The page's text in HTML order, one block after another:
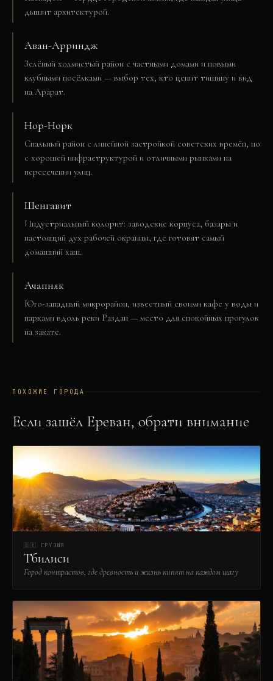
дышит архитектурой.
Аван-Арриндж
Зелёный холмистый район с частными домами и новыми
клубными посёлками — выбор тех, кто ценит тишину и вид
на Арарат.
Нор-Норк
Спальный район с линейной застройкой советских времён, но
с хорошей инфраструктурой и отличными рынками на
пересечении улиц.
Шенгавит
Индустриальный колорит: заводские корпуса, базары и
настоящий дух рабочей окраины, где готовят самый
домашний хаш.
Ачапняк
Юго-западный микрорайон, известный своими кафе у воды и
парками вдоль реки Раздан — место для спокойных прогулок
на закате.
ПОХОЖИЕ ГОРОДА
Если зашёл Ереван, обрати внимание
🇬🇪 ГРУЗИЯ
Тбилиси
Город контрастов, где древность и жизнь кипят на каждом шагу